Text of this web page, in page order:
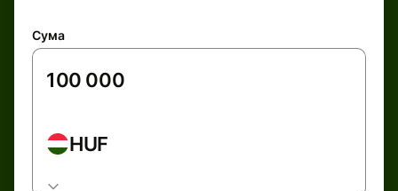
Сума
HUF